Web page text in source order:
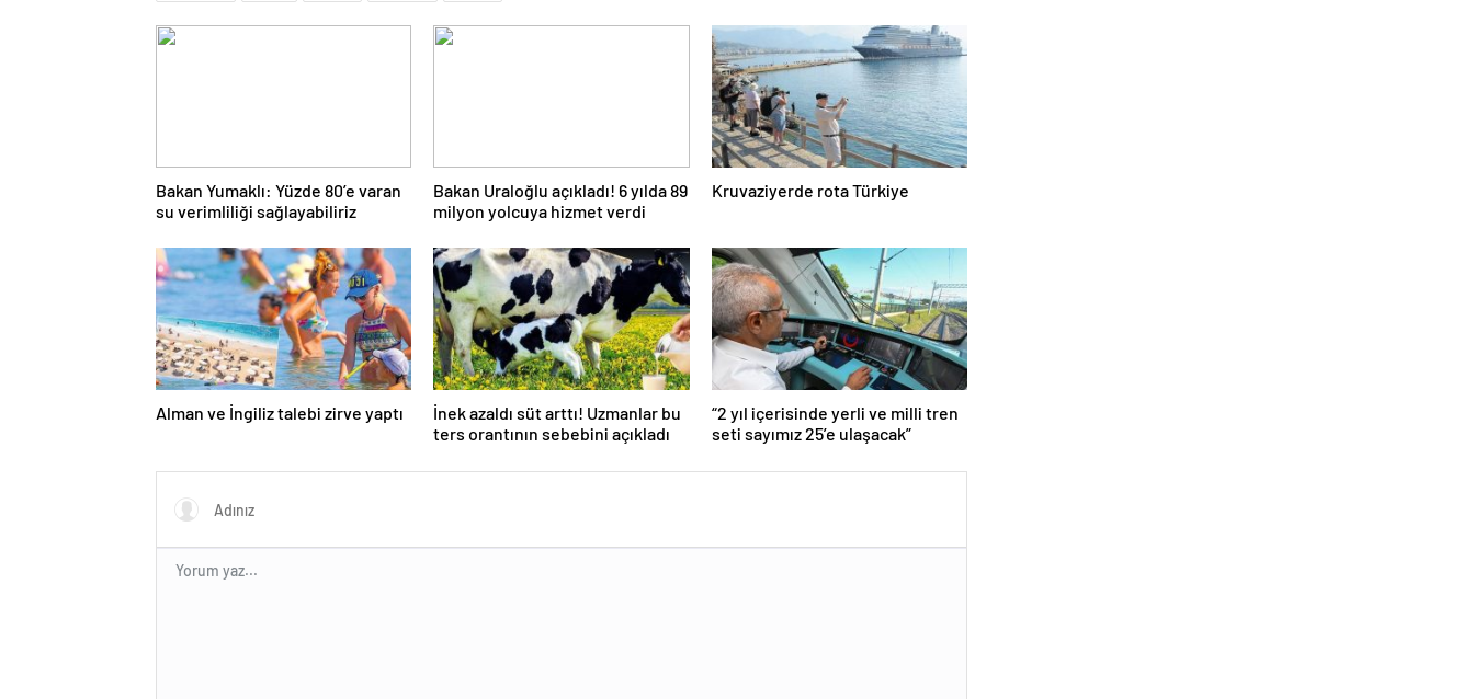
Bakan Yumaklı: Yüzde 80’e varan
su verimliliği sağlayabiliriz
Bakan Uraloğlu açıkladı! 6 yılda 89
milyon yolcuya hizmet verdi
Kruvaziyerde rota Türkiye
Alman ve İngiliz talebi zirve yaptı
İnek azaldı süt arttı! Uzmanlar bu
ters orantının sebebini açıkladı
“2 yıl içerisinde yerli ve milli tren
seti sayımız 25’e ulaşacak”